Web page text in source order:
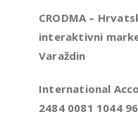
CRODMA –
interaktivni
Varaždin
International
2484 0081 1044